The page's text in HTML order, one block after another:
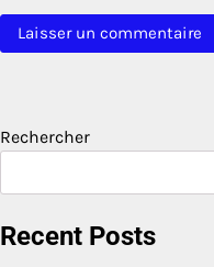
Rechercher
Recent Posts